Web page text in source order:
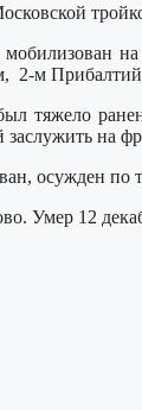
на
2-м
тяжело
на
осужден
Умер 12